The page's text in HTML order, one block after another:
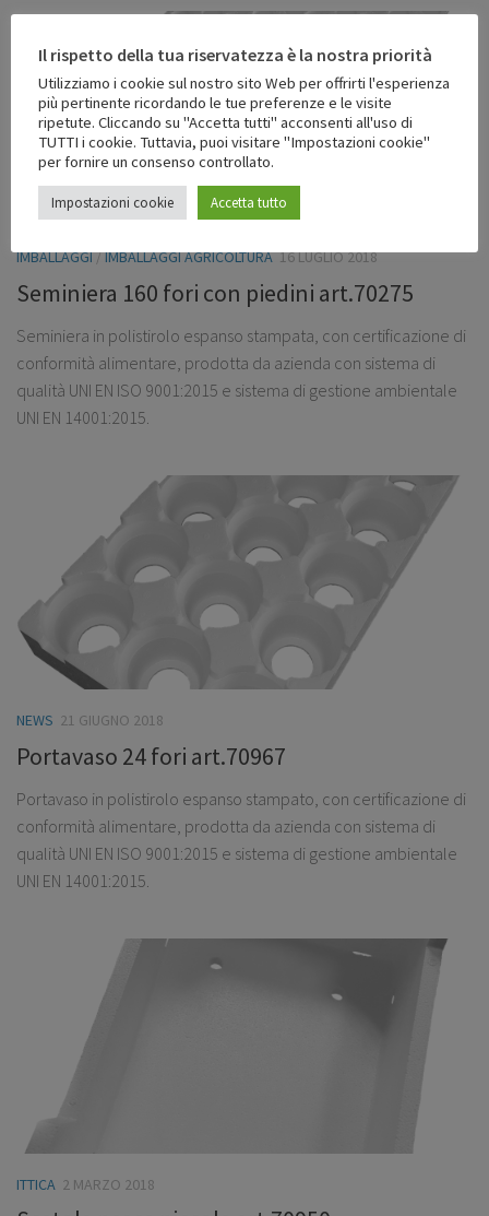
IMBALLAGGI/IMBALLAGGI AGRICOLTURA 16 LUGLIO 2018
Seminiera 160 fori con piedini art.70275
Seminiera in polistirolo espanso stampata, con certificazione di
conformità alimentare, prodotta da azienda con sistema di
qualità UNI EN ISO 9001:2015 e sistema di gestione ambientale
UNI EN 14001:2015.
NEWS 21 GIUGNO 2018
Portavaso 24 fori art.70967
Portavaso in polistirolo espanso stampato, con certificazione di
conformità alimentare, prodotta da azienda con sistema di
qualità UNI EN ISO 9001:2015 e sistema di gestione ambientale
UNI EN 14001:2015.
ITTICA 2 MARZO 2018
Il rispetto della tua riservatezza è la nostra priorità
Utilizziamo i cookie sul nostro sito Web per offrirti l'esperienza
più pertinente ricordando le tue preferenze e le visite
ripetute. Cliccando su "Accetta tutti" acconsenti all'uso di
TUTTI i cookie. Tuttavia, puoi visitare "Impostazioni cookie"
per fornire un consenso controllato.
Impostazioni cookie Accetta tutto